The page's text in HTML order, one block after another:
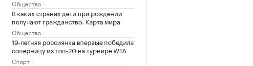
Общество
В каких странах дети при рождении
получают гражданство. Карта мира
Общество
19-летняя россиянка впервые победила
соперницу из топ-20 на турнире WTA
Спорт